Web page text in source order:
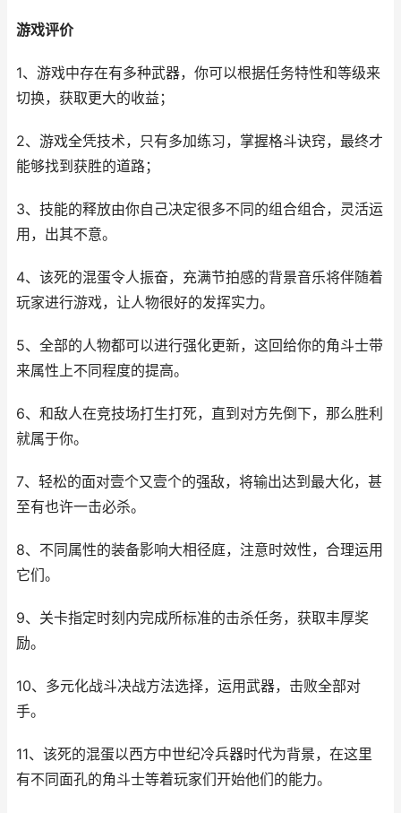
游戏评价
1、游戏中存在有多种武器，你可以根据任务特性和等级来
切换，获取更大的收益；
2、游戏全凭技术，只有多加练习，掌握格斗诀窍，最终才
能够找到获胜的道路；
3、技能的释放由你自己决定很多不同的组合组合，灵活运
用，出其不意。
4、该死的混蛋令人振奋，充满节拍感的背景音乐将伴随着
玩家进行游戏，让人物很好的发挥实力。
5、全部的人物都可以进行强化更新，这回给你的角斗士带
来属性上不同程度的提高。
6、和敌人在竞技场打生打死，直到对方先倒下，那么胜利
就属于你。
7、轻松的面对壹个又壹个的强敌，将输出达到最大化，甚
至有也许一击必杀。
8、不同属性的装备影响大相径庭，注意时效性，合理运用
它们。
9、关卡指定时刻内完成所标准的击杀任务，获取丰厚奖
励。
10、多元化战斗决战方法选择，运用武器，击败全部对
手。
11、该死的混蛋以西方中世纪冷兵器时代为背景，在这里
有不同面孔的角斗士等着玩家们开始他们的能力。